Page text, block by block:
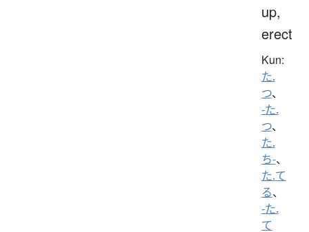
up,
erect
Kun:
た.
つ、
-た.
つ、
た.
ち-、
た.て
る、
-た.
て